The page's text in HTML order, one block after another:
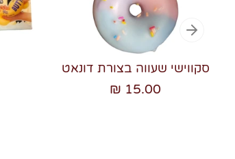
סקווישי שעווה בצורת דונאט
15.00 ₪